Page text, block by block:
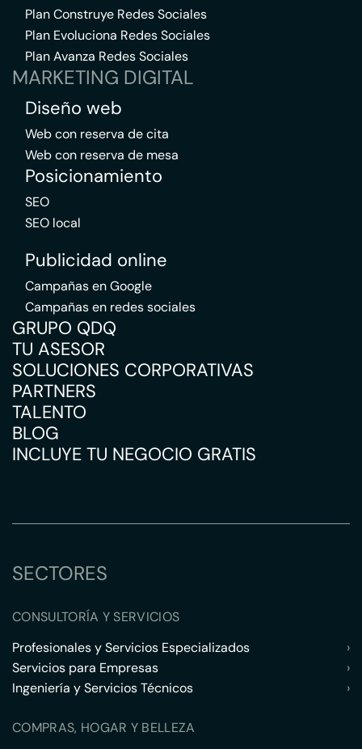
Plan Construye Redes Sociales
Plan Evoluciona Redes Sociales
Plan Avanza Redes Sociales
MARKETING DIGITAL
Diseño web
Web con reserva de cita
Web con reserva de mesa
Posicionamiento
SEO
SEO local
Publicidad online
Campañas en Google
Campañas en redes sociales
GRUPO QDQ
TU ASESOR
SOLUCIONES CORPORATIVAS
PARTNERS
TALENTO
BLOG
INCLUYE TU NEGOCIO GRATIS
SECTORES
CONSULTORÍA Y SERVICIOS
Profesionales y Servicios Especializados
›
Servicios para Empresas
›
Ingeniería y Servicios Técnicos
›
COMPRAS, HOGAR Y BELLEZA